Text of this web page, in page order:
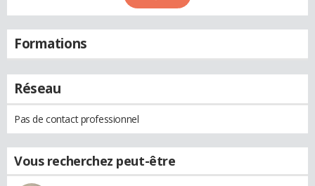
Formations
Réseau
Pas de contact professionnel
Vous recherchez peut-être